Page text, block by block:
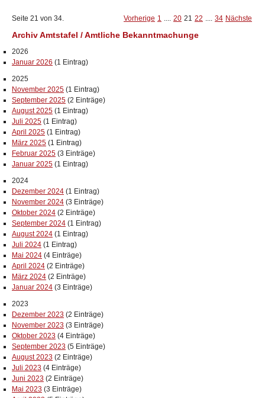
Seite 21 von 34. Vorherige 1 .... 20 21 22 .... 34 Nächste
Archiv Amtstafel / Amtliche Bekanntmachunge
2026
Januar 2026 (1 Eintrag)
2025
November 2025 (1 Eintrag)
September 2025 (2 Einträge)
August 2025 (1 Eintrag)
Juli 2025 (1 Eintrag)
April 2025 (1 Eintrag)
März 2025 (1 Eintrag)
Februar 2025 (3 Einträge)
Januar 2025 (1 Eintrag)
2024
Dezember 2024 (1 Eintrag)
November 2024 (3 Einträge)
Oktober 2024 (2 Einträge)
September 2024 (1 Eintrag)
August 2024 (1 Eintrag)
Juli 2024 (1 Eintrag)
Mai 2024 (4 Einträge)
April 2024 (2 Einträge)
März 2024 (2 Einträge)
Januar 2024 (3 Einträge)
2023
Dezember 2023 (2 Einträge)
November 2023 (3 Einträge)
Oktober 2023 (4 Einträge)
September 2023 (5 Einträge)
August 2023 (2 Einträge)
Juli 2023 (4 Einträge)
Juni 2023 (2 Einträge)
Mai 2023 (3 Einträge)